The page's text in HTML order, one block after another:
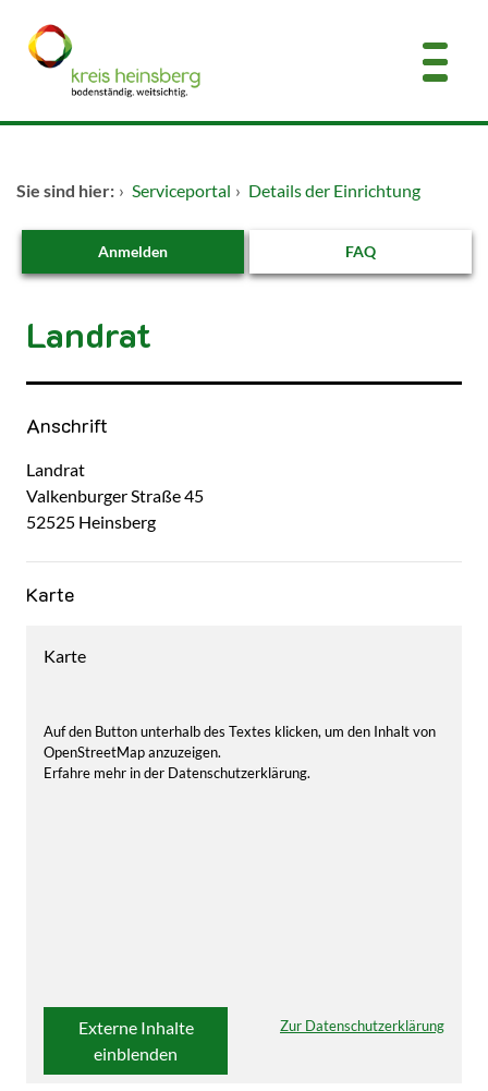
Zum Hauptinhalt springen
Dienstleistungen A-Z
Kontakt
Sie sind hier: › Serviceportal › Details der Einrichtung
FAQ
Anmelden
Landrat
Anschrift
Landrat
Valkenburger Straße45
52525 Heinsberg
Karte
Karte
Auf den Button unterhalb des Textes klicken, um den Inhalt von
OpenStreetMap anzuzeigen.
Erfahre mehr in der Datenschutzerklärung.
Externe Inhalte
einblenden
Zur Datenschutzerklärung